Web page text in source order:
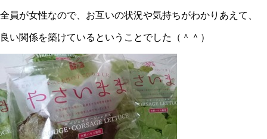
全員が女性なので、お互いの状況や気持ちがわかりあえて、
良い関係を築けているということでした（＾＾）